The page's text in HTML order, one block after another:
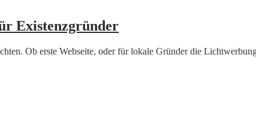
Existenzgründer
Ob erste Webseite, oder für lokale Gründer die